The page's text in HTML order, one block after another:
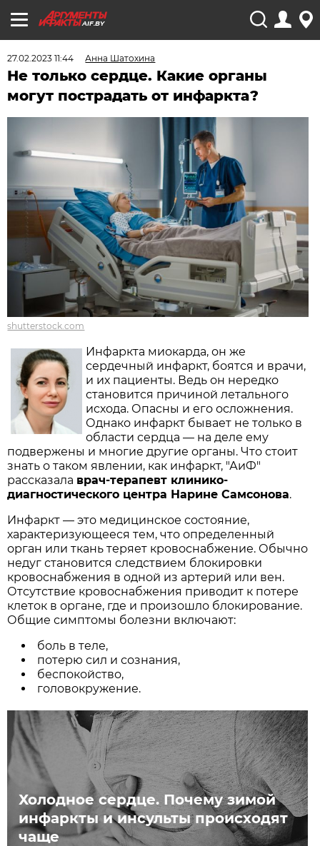
AIF.BY
27.02.2023 11:44 Анна Шатохина
Не только сердце. Какие органы
могут пострадать от инфаркта?
shutterstock.com
Инфаркта миокарда, он же
сердечный инфаркт, боятся и врачи,
и их пациенты. Ведь он нередко
становится причиной летального
исхода. Опасны и его осложнения.
Однако инфаркт бывает не только в
области сердца — на деле ему
подвержены и многие другие органы. Что стоит
знать о таком явлении, как инфаркт, "АиФ"
рассказала врач-терапевт клинико-
диагностического центра Нарине Самсонова.
Инфаркт — это медицинское состояние,
характеризующееся тем, что определенный
орган или ткань теряет кровоснабжение. Обычно
недуг становится следствием блокировки
кровоснабжения в одной из артерий или вен.
Отсутствие кровоснабжения приводит к потере
клеток в органе, где и произошло блокирование.
Общие симптомы болезни включают:
боль в теле,
потерю сил и сознания,
беспокойство,
головокружение.
Холодное сердце. Почему зимой
инфаркты и инсульты происходят
чаще